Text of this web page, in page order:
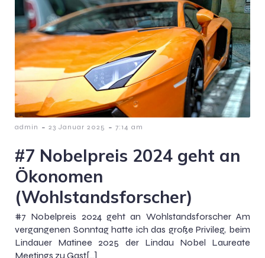
admin - 23 Januar 2025 - 7:14 am
#7 Nobelpreis 2024 geht an
Ökonomen
(Wohlstandsforscher)
#7 Nobelpreis 2024 geht an Wohlstandsforscher Am
vergangenen Sonntag hatte ich das große Privileg, beim
Lindauer Matinee 2025 der Lindau Nobel Laureate
Meetings zu Gast[…]